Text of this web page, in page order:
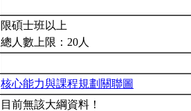
限碩士班以上
總人數上限：20人
核心能力與課程規劃關聯圖
目前無該大綱資料！